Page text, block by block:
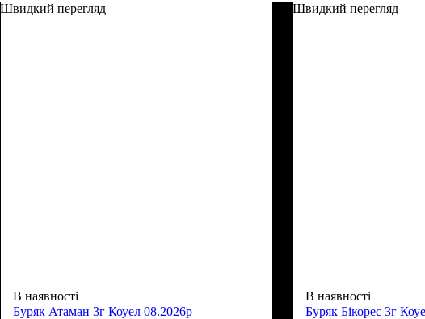
Швидкий перегляд
В наявності
Буряк Атаман 3г Коуел 08.2026р
Швидкий перегляд
В наявності
Буряк Бікорес 3г